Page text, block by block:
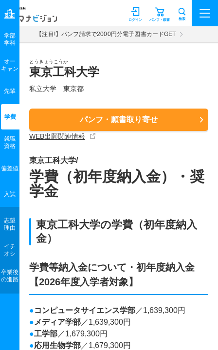
マナビジョン パンフ・願書
ログイン 検索
【注目!】パンフ請求で2000円分電子図書カードGET
とうきょうこうか
東京工科大学
私立大学 東京都
パンフ・願書取り寄せ
WEB出願関連情報
学部
学科
オー
キャン
先輩
学費
就職
資格
偏差値
入試
志望
理由
イチ
オシ
卒業後
の進路
東京工科大学/
学費（初年度納入金）・奨
学金
東京工科大学の学費（初年度納入
金）
学費等納入金について・初年度納入金
【2026年度入学者対象】
●コンピュータサイエンス学部 ／1,639,300円
● メディア学部 ／1,639,300円
●工学部 ／1,679,300円
●応用生物学部 ／1,679,300円